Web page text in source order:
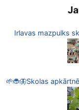
Irlavas mazpulks
🌱🐞🦋Skolas